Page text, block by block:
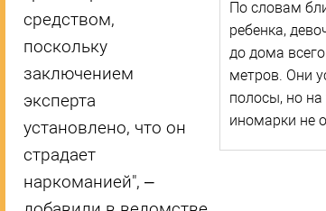
По словам
ребенка,
до дома
метров. Они
полосы, но на
иномарки не
средством,
поскольку
заключением
эксперта
установлено, что он
страдает
наркоманией", –